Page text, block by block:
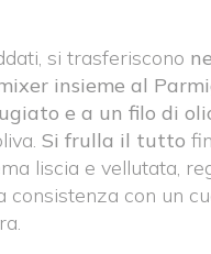
si trasferiscono
insieme al
e a un filo di
Si frulla il tutto
liscia e vellutata,
consistenza con un